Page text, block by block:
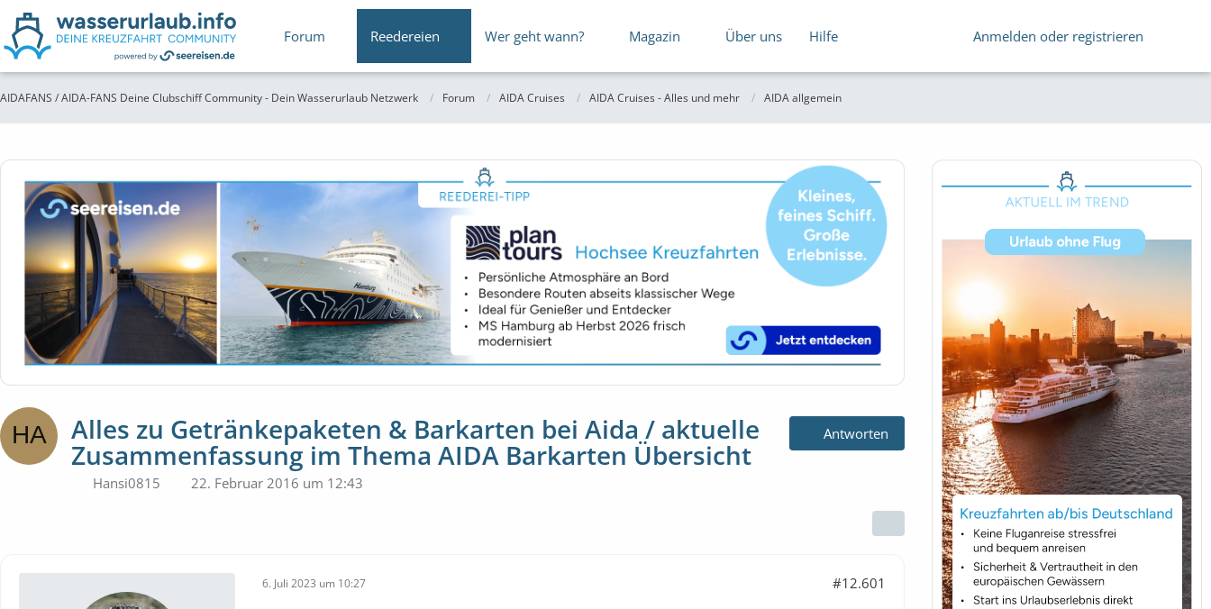
Forum Reedereien Wer geht wann? Magazin Über uns Hilfe Anmelden oder registrieren
AIDAFANS / AIDA-FANS Deine Clubschiff Community - Dein Wasserurlaub Netzwerk Forum AIDA Cruises AIDA Cruises - Alles und mehr AIDA allgemein
Alles zu Getränkepaketen & Barkarten bei Aida / aktuelle
Zusammenfassung im Thema AIDA Barkarten Übersicht
Hansi0815 22. Februar 2016 um 12:43
Antworten
6. Juli 2023 um 10:27 #12.601